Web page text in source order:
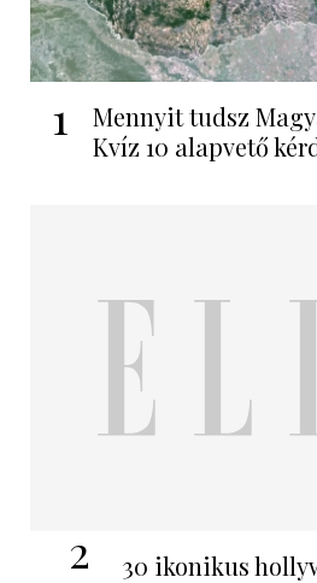
1
Mennyit tudsz
Kvíz 10 alapvető
2 30 ikonikus